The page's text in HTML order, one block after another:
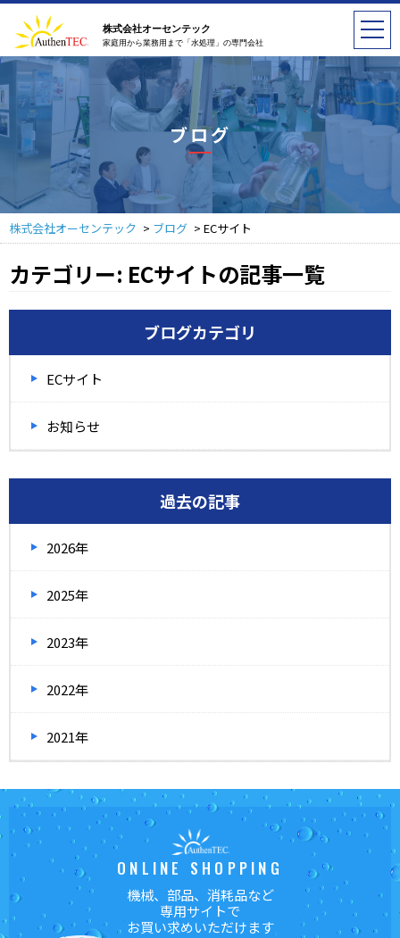
株式会社オーセンテック
家庭用から業務用まで「水処理」の専門会社
ブログ
株式会社オーセンテック > ブログ > ECサイト
カテゴリー: ECサイトの記事一覧
ブログカテゴリ
ECサイト
お知らせ
過去の記事
2026年
2025年
2023年
2022年
2021年
ONLINE SHOPPING
機械、部品、消耗品など
専用サイトで
お買い求めいただけます